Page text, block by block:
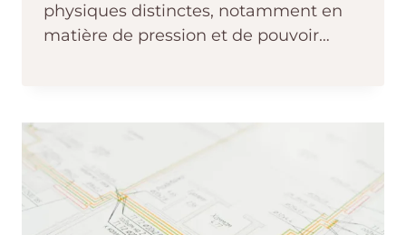
physiques distinctes, notamment en
matière de pression et de pouvoir…